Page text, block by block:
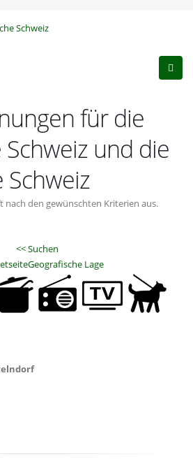
für die
Schweiz und die
Schweiz
nach den gewünschten Kriterien aus.
<< Suchen
Geografische Lage